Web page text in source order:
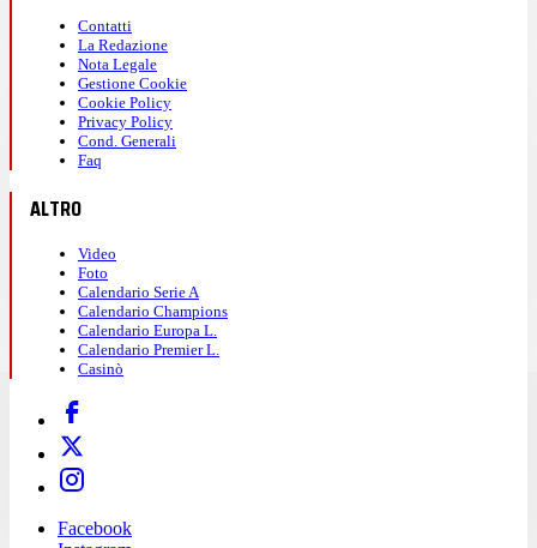
Contatti
La Redazione
Nota Legale
Gestione Cookie
Cookie Policy
Privacy Policy
Cond. Generali
Faq
ALTRO
Video
Foto
Calendario Serie A
Calendario Champions
Calendario Europa L.
Calendario Premier L.
Casinò
Facebook